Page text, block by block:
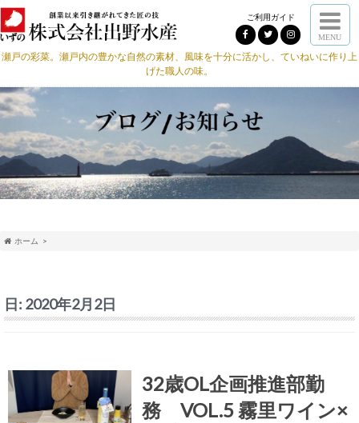
ご利用ガイド
MENU
瀬戸の彩菜。瀬戸内の豊かな自然の素材、風味を十分に活かし、ていねいに作り上
げた職人の味。
ホーム
日: 2020年2月2日
32歳OL企画推進部勤
務 VOL.5 霧里ワイン×